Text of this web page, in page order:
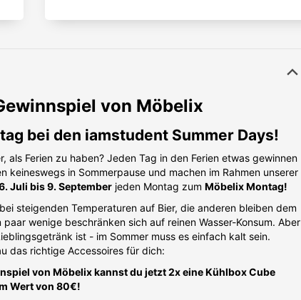
von Möbelix
bei den iamstudent Summer Days!
als Ferien zu haben? Jeden Tag in den Ferien etwas gewinnen
keineswegs in Sommerpause und machen im Rahmen unserer
Juli bis 9. September jeden Montag zum Möbelix Montag!
steigenden Temperaturen auf Bier, die anderen bleiben dem
wenige beschränken sich auf reinen Wasser-Konsum. Aber
ist - im Sommer muss es einfach kalt sein.
das richtige Accessoires für dich:
von Möbelix kannst du jetzt 2x eine Kühlbox Cube
Wert von 80€!